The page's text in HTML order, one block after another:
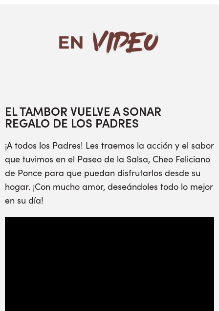
EL TAMBOR VUELVE A SONAR
REGALO DE LOS PADRES
¡A todos los Padres! Les traemos la acción y el sabor
que tuvimos en el Paseo de la Salsa, Cheo Feliciano
de Ponce para que puedan disfrutarlos desde su
hogar. ¡Con mucho amor, deseándoles todo lo mejor
en su día!